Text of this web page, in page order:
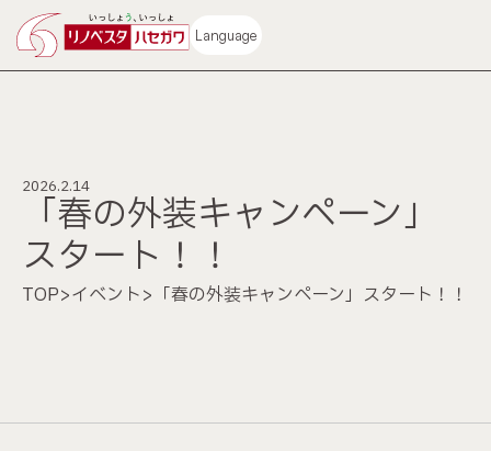
ホーム
コンセプト
サービス
施工事例
ビフォーアフター動画
ショールーム
Language
2026.2.14
「春の外装キャンペーン」
スタート！！
TOP>イベント> 「春の外装キャンペーン」スタート！！